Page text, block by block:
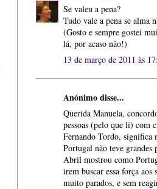
Se valeu a pena?
Tudo vale a pena se alma
(Gosto e sempre gostei
lá, por acaso não!)
13 de março de 2011 às
Anónimo disse...
Querida Manuela,
pessoas (pelo que li) com
Fernando Tordo, significa
Portugal não teve grandes
Abril mostrou como
irem buscar essa força aos
muito parados, e sem